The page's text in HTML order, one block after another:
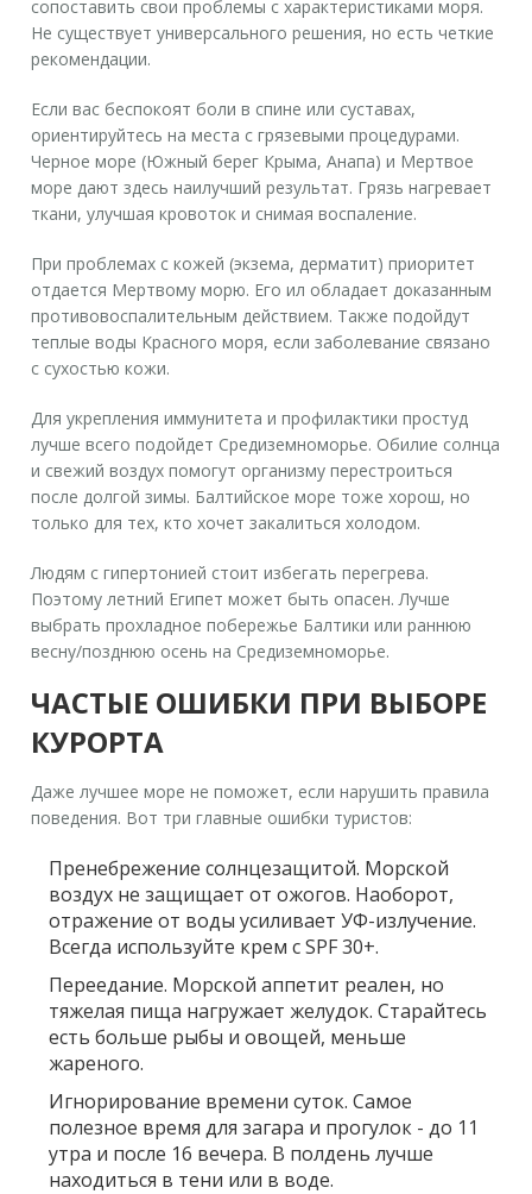
сопоставить свои проблемы с характеристиками моря.
Не существует универсального решения, но есть четкие
рекомендации.
Если вас беспокоят боли в спине или суставах,
ориентируйтесь на места с грязевыми процедурами.
Черное море (Южный берег Крыма, Анапа) и Мертвое
море дают здесь наилучший результат. Грязь нагревает
ткани, улучшая кровоток и снимая воспаление.
При проблемах с кожей (экзема, дерматит) приоритет
отдается Мертвому морю. Его ил обладает доказанным
противовоспалительным действием. Также подойдут
теплые воды Красного моря, если заболевание связано
с сухостью кожи.
Для укрепления иммунитета и профилактики простуд
лучше всего подойдет Средиземноморье. Обилие солнца
и свежий воздух помогут организму перестроиться
после долгой зимы. Балтийское море тоже хорош, но
только для тех, кто хочет закалиться холодом.
Людям с гипертонией стоит избегать перегрева.
Поэтому летний Египет может быть опасен. Лучше
выбрать прохладное побережье Балтики или раннюю
весну/позднюю осень на Средиземноморье.
ЧАСТЫЕ ОШИБКИ ПРИ ВЫБОРЕ
КУРОРТА
Даже лучшее море не поможет, если нарушить правила
поведения. Вот три главные ошибки туристов:
Пренебрежение солнцезащитой. Морской
воздух не защищает от ожогов. Наоборот,
отражение от воды усиливает УФ-излучение.
Всегда используйте крем с SPF 30+.
Переедание. Морской аппетит реален, но
тяжелая пища нагружает желудок. Старайтесь
есть больше рыбы и овощей, меньше
жареного.
Игнорирование времени суток. Самое
полезное время для загара и прогулок - до 11
утра и после 16 вечера. В полдень лучше
находиться в тени или в воде.